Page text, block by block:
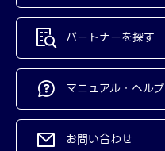
パートナーを探す
マニュアル・ヘルプ
お問い合わせ